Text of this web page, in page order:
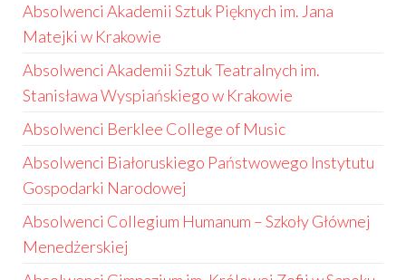
Absolwenci Akademii Sztuk Pięknych im. Jana
Matejki w Krakowie
Absolwenci Akademii Sztuk Teatralnych im.
Stanisława Wyspiańskiego w Krakowie
Absolwenci Berklee College of Music
Absolwenci Białoruskiego Państwowego Instytutu
Gospodarki Narodowej
Absolwenci Collegium Humanum – Szkoły Głównej
Menedżerskiej